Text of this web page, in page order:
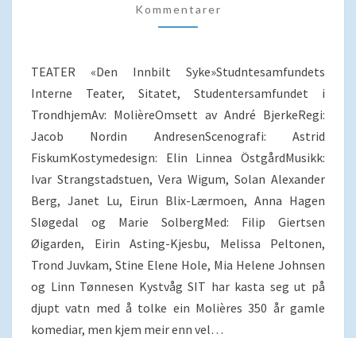
OG
GOD
Kommentarer
TEATER «Den Innbilt Syke»Studntesamfundets
Interne Teater, Sitatet, Studentersamfundet i
TrondhjemAv: MolièreOmsett av André BjerkeRegi:
Jacob Nordin AndresenScenografi: Astrid
FiskumKostymedesign: Elin Linnea ÖstgårdMusikk:
Ivar Strangstadstuen, Vera Wigum, Solan Alexander
Berg, Janet Lu, Eirun Blix-Lærmoen, Anna Hagen
Sløgedal og Marie SolbergMed: Filip Giertsen
Øigarden, Eirin Asting-Kjesbu, Melissa Peltonen,
Trond Juvkam, Stine Elene Hole, Mia Helene Johnsen
og Linn Tønnesen Kystvåg SIT har kasta seg ut på
djupt vatn med å tolke ein Molières 350 år gamle
komediar, men kjem meir enn vel…